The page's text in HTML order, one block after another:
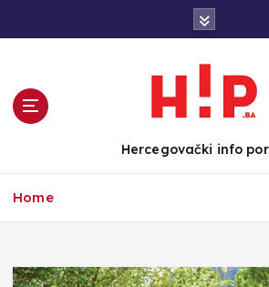
e
Hercegovački info
Home